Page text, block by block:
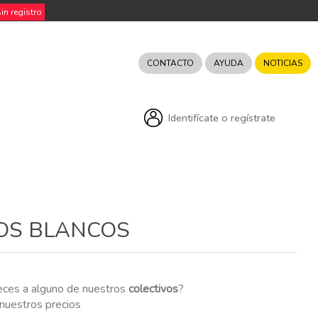
registro
CONTACTO AYUDA NOTICIAS
Identifícate o regístrate
BLANCOS
a alguno de nuestroscolectivos?
precios